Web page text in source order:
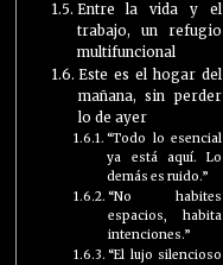
Entre la vida y el
trabajo, un refugio
multifuncional
Este es el hogar del
mañana, sin perder
lo de ayer
“Todo lo esencial
ya está aquí. Lo
demás es ruido.”
“No habites
espacios, habita
intenciones.”
“El lujo silencioso